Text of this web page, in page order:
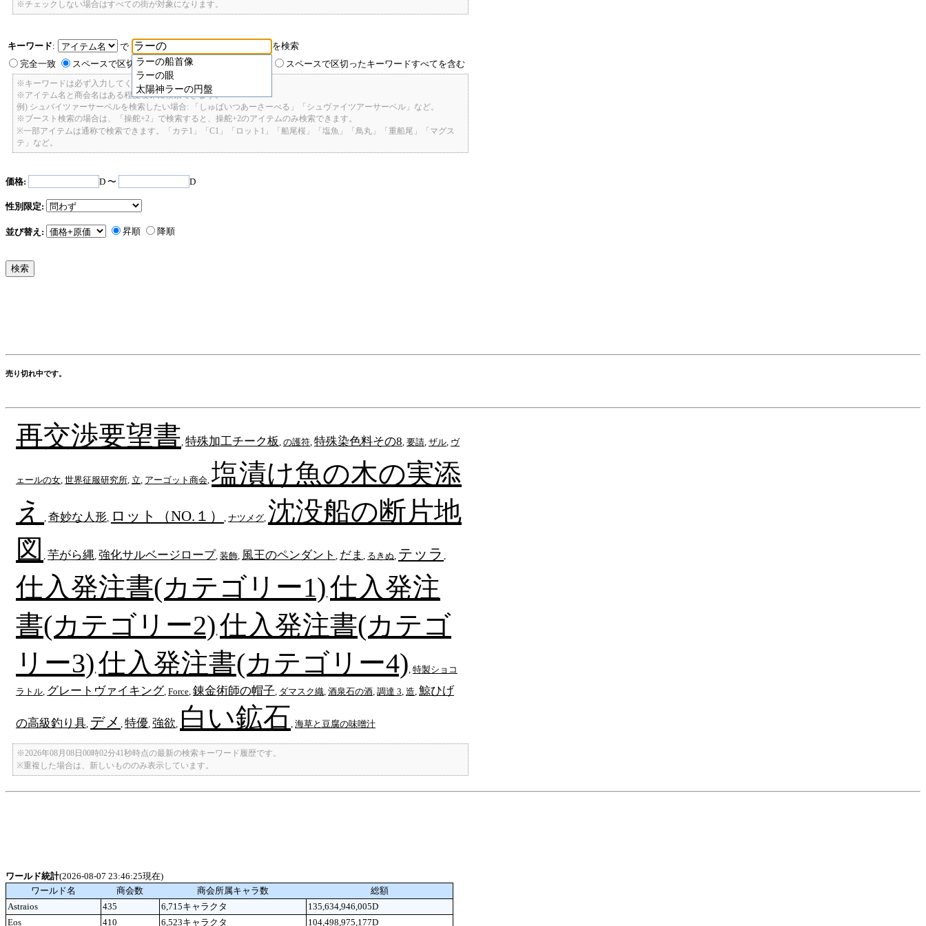
※チェックしない場合はすべての街が対象になります。
キーワード:
で
ラーの船首像
ラーの眼
太陽神ラーの円盤
を検索
完全一致
スペースで区切ったキーワードのいずれかを含む スペースで区切ったキーワードすべてを含む
※キーワードは必ず入力してください。
※アイテム名と商会名はある程度曖昧に検索できます。
例) シュバイツァーサーベルを検索したい場合: 「しゅばいつあーさーべる」「シュヴァイツアーサーベル」など。
※ブースト検索の場合は、「操舵+2」で検索すると、操舵+2のアイテムのみ検索できます。
※一部アイテムは通称で検索できます。「カテ1」「C1」「ロット1」「船尾桜」「塩魚」「鳥丸」「重船尾」「マグス
テ」など。
価格: D 〜 D
性別限定:
並び替え: 昇順 降順
売り切れ中です。
再交渉要望書 特殊加工チーク板 の護符 特殊染色料その8 要請 ザル ヴ
ェールの女 世界征服研究所 立 アーゴット商会 塩漬け魚の木の実添
え
奇妙な人形 ロット（NO.１） ナツメグ 沈没船の断片地
図
芋がら縄 強化サルベージロープ 装飾 風王のペンダント だま るきぬ テッラ
仕入発注書(カテゴリー1)仕入発注
書(カテゴリー2)仕入発注書(カテゴ
リー3)仕入発注書(カテゴリー4) 特製ショコ
ラトル グレートヴァイキング Force 錬金術師の帽子 ダマスク織 酒泉石の酒 調達 3 造 鯨ひげ
の高級釣り具 デメ 特優 強欲 白い鉱石 海草と豆腐の味噌汁
※2026年08月08日00時02分41秒時点の最新の検索キーワード履歴です。
※重複した場合は、新しいもののみ表示しています。
ワールド統計(2026-08-07 23:46:25現在)
ワールド名
商会数 商会所属キャラ数
総額
Astraios
435 6,715キャラクタ
135,634,946,005D
Eos
410 6,523キャラクタ 104,498,975,177D